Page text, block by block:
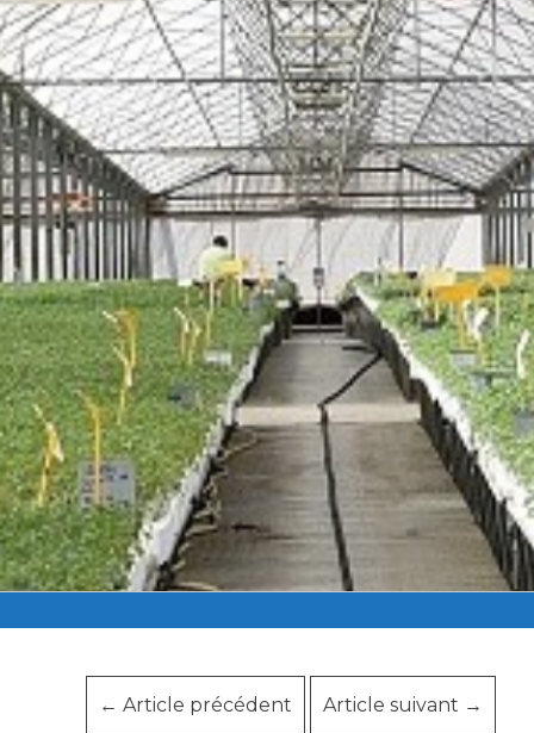
← Article précédent Article suivant →